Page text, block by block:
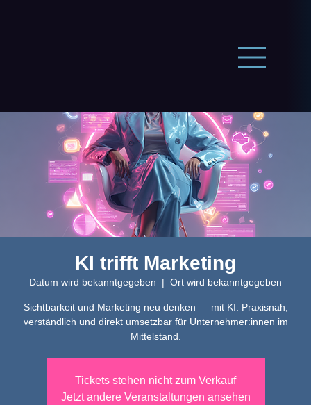
KI trifft Marketing
Datum wird bekanntgegeben
  |
Ort wird bekanntgegeben
Sichtbarkeit und Marketing neu denken — mit KI. Praxisnah,
verständlich und direkt umsetzbar für Unternehmer:innen im
Mittelstand.
Tickets stehen nicht zum Verkauf
Jetzt andere Veranstaltungen ansehen